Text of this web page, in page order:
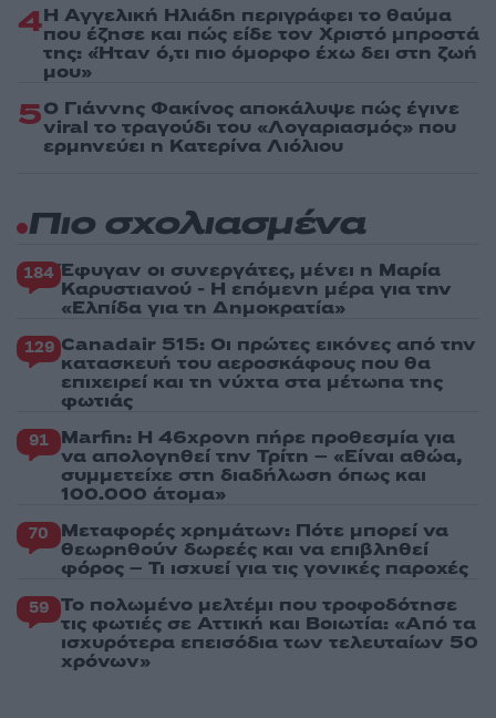
4Η Αγγελική Ηλιάδη περιγράφει το θαύμα
που έζησε και πώς είδε τον Χριστό μπροστά
της: «Ήταν ό,τι πιο όμορφο έχω δει στη ζωή
μου»
5Ο Γιάννης Φακίνος αποκάλυψε πώς έγινε
viral το τραγούδι του «Λογαριασμός» που
ερμηνεύει η Κατερίνα Λιόλιου
Πιο σχολιασμένα
184 Έφυγαν οι συνεργάτες, μένει η Μαρία
Καρυστιανού - Η επόμενη μέρα για την
«Ελπίδα για τη Δημοκρατία»
129 Canadair 515: Οι πρώτες εικόνες από την
κατασκευή του αεροσκάφους που θα
επιχειρεί και τη νύχτα στα μέτωπα της
φωτιάς
91 Marfin: Η 46χρονη πήρε προθεσμία για
να απολογηθεί την Τρίτη – «Είναι αθώα,
συμμετείχε στη διαδήλωση όπως και
100.000 άτομα»
70 Μεταφορές χρημάτων: Πότε μπορεί να
θεωρηθούν δωρεές και να επιβληθεί
φόρος – Τι ισχυεί για τις γονικές παροχές
59 Το πολωμένο μελτέμι που τροφοδότησε
τις φωτιές σε Αττική και Βοιωτία: «Από τα
ισχυρότερα επεισόδια των τελευταίων 50
χρόνων»